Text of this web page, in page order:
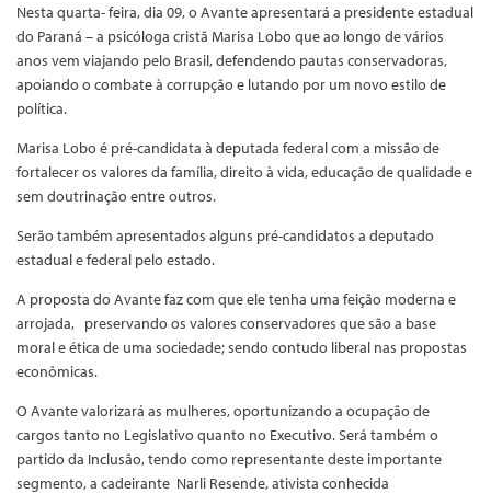
Nesta quarta- feira, dia 09, o Avante apresentará a presidente estadual
do Paraná – a psicóloga cristã Marisa Lobo que ao longo de vários
anos vem viajando pelo Brasil, defendendo pautas conservadoras,
apoiando o combate à corrupção e lutando por um novo estilo de
política.
Marisa Lobo é pré-candidata à deputada federal com a missão de
fortalecer os valores da família, direito à vida, educação de qualidade e
sem doutrinação entre outros.
Serão também apresentados alguns pré-candidatos a deputado
estadual e federal pelo estado.
A proposta do Avante faz com que ele tenha uma feição moderna e
arrojada, preservando os valores conservadores que são a base
moral e ética de uma sociedade; sendo contudo liberal nas propostas
econômicas.
O Avante valorizará as mulheres, oportunizando a ocupação de
cargos tanto no Legislativo quanto no Executivo. Será também o
partido da Inclusão, tendo como representante deste importante
segmento, a cadeirante Narli Resende, ativista conhecida